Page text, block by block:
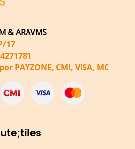
& ARAVMS
17
PAYZONE, CMI, VISA, MC